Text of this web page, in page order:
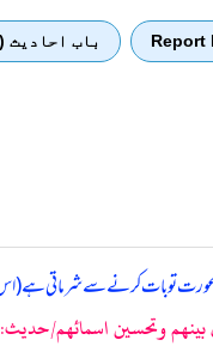
Report باب احادیث (8)
عورت تو بات کرنے سے شرماتی ہے
وتحسين اسمائهم/حدیث: 1429]